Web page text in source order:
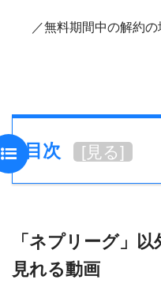
／無料期間中の解約
目次 [見る]
「ネプリーグ」
見れる動画